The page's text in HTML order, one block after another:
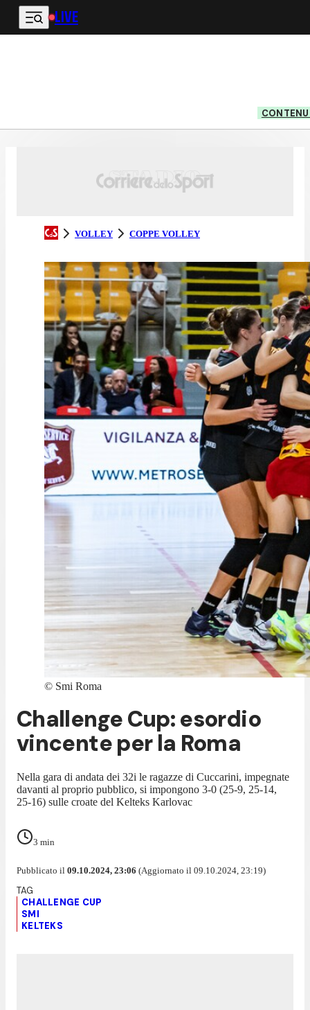
Vai al contenuto principale
LIVE
VOLLEY COPPE VOLLEY
© Smi Roma
Challenge Cup: esordio
vincente per la Roma
Nella gara di andata dei 32i le ragazze di Cuccarini, impegnate
davanti al proprio pubblico, si impongono 3-0 (25-9, 25-14,
25-16) sulle croate del Kelteks Karlovac
3 min
Pubblicato il 09.10.2024, 23:06 (Aggiornato il 09.10.2024, 23:19)
CHALLENGE CUP
SMI
KELTEKS